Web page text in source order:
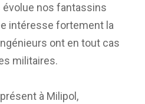
nos fantassins
intéresse fortement la
ont en tout cas
militaires.
à Milipol,